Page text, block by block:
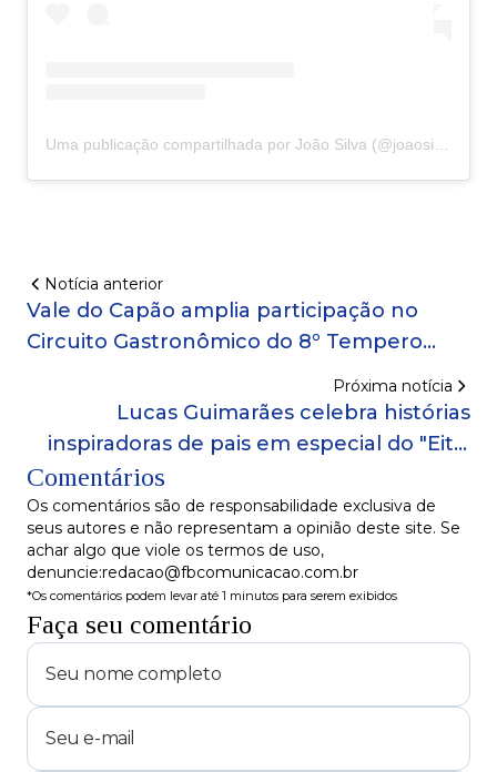
Notícia anterior
Vale do Capão amplia participação no
Circuito Gastronômico do 8º Tempero
Próxima notícia
Lucas Guimarães celebra histórias
inspiradoras de pais em especial do "Eita,
Comentários
Os comentários são de responsabilidade exclusiva de
seus autores e não representam a opinião deste site. Se
achar algo que viole os termos de uso,
denuncie:redacao@fbcomunicacao.com.br
*Os comentários podem levar até 1 minutos para serem exibidos
Faça seu comentário